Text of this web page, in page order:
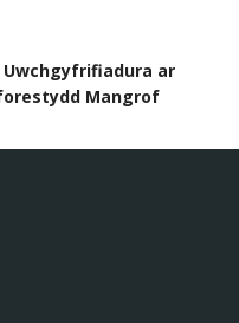
Uwchgyfrifiadura ar
Mangrof